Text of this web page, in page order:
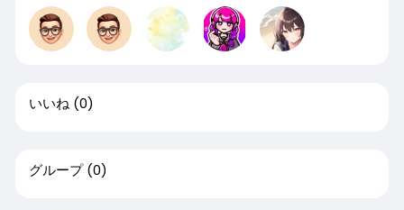
いいね (0)
グループ (0)